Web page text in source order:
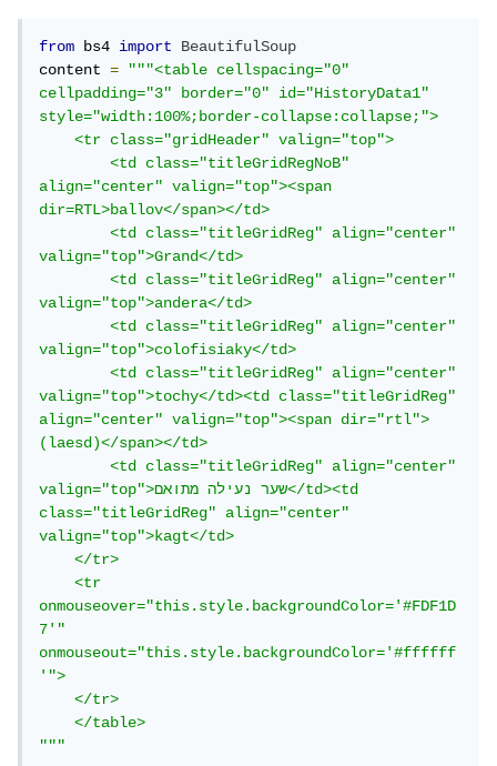
from bs4 import
BeautifulSoup
content =
"""<table cellspacing="0"
cellpadding="3" border="0" id="HistoryData1"
style="width:100%;border-collapse:collapse;">
    <tr class="gridHeader" valign="top">
        <td class="titleGridRegNoB"
align="center" valign="top"><span
dir=RTL>ballov</span></td>
        <td class="titleGridReg" align="center"
valign="top">Grand</td>
        <td class="titleGridReg" align="center"
valign="top">andera</td>
        <td class="titleGridReg" align="center"
valign="top">colofisiaky</td>
        <td class="titleGridReg" align="center"
valign="top">tochy</td><td class="titleGridReg"
align="center" valign="top"><span dir="rtl">
(laesd)</span></td>
        <td class="titleGridReg" align="center"
valign="top">שער נעילה מתואם</td><td
class="titleGridReg" align="center"
valign="top">kagt</td>
    </tr>
    <tr
onmouseover="this.style.backgroundColor='#FDF1D
7'"
onmouseout="this.style.backgroundColor='#ffffff
'">
    </tr>
    </table>
"""